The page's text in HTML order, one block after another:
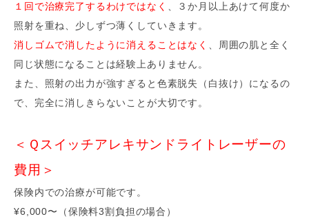
１回で治療完了するわけではなく 、３か月以上あけて何度か
照射を重ね、少しずつ薄くしていきます。
消しゴムで消したように消えることはなく 、周囲の肌と全く
同じ状態になることは経験上ありません。
また、 照射の出力が強すぎると色素脱失（白抜け）になるの
で、完全に消しきらないことが大切です。
＜Ｑスイッチアレキサンドライトレーザーの
費用＞
保険内での治療が可能です。
¥6,000〜（保険料3割負担の場合）